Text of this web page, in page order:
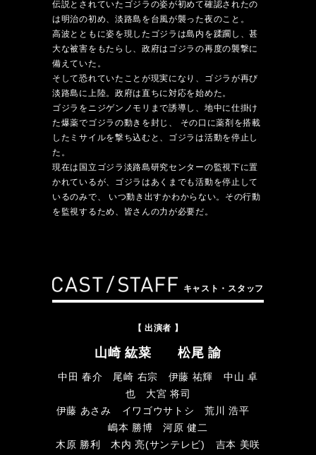
伝説とされていたゴジラの姿が初めて確認されたの
は明治の初め、淡路島を台風が襲った夜のこと。
高波とともに姿を現したゴジラは島内を蹂躙し、甚
大な被害をもたらし、政府はゴジラの再度の襲撃に
備えていた。
そして恐れていたことが現実になり、ゴジラが再び
淡路島に上陸。政府は直ちに対応を始めた。
ゴジラをニジゲンノモリまで誘導し、地中に仕掛け
た爆薬でゴジラの動きを封じ、
その口に薬剤を搭載
したミサイルを撃ち込むと、ゴジラは活動を停止し
た。
現在は国立ゴジラ淡路島研究センターの監視下に置
かれているが、ゴジラはあくまでも活動を停止して
いるのみで、 いつ動き出すかわからない。その行動
を監視するため、皆さんの力が必要だ。
キャスト・スタッフ
【 出演者 】
山崎 紘菜 松尾 諭
中田 春介 尾崎 右宗 伊藤 祐輝 中山 卓
也 大宮 将司
伊藤 あさみ イワゴウサトシ 荒川 浩平
嶋本 勝博 河原 健二
木原 勝利 木内 亮(サンテレビ) 吉本 美咲